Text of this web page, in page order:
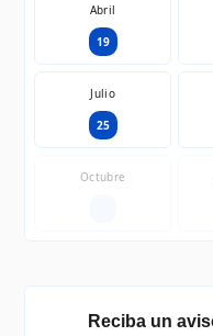
Abril
19
Julio
25
Octubre
Reciba un